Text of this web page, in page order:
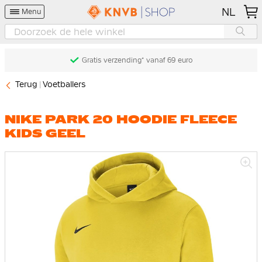
Menu NL
Gratis verzending* vanaf 69 euro
Terug Voetballers
NIKE PARK 20 HOODIE FLEECE
KIDS GEEL